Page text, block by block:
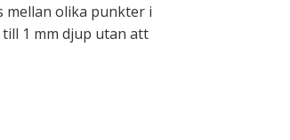
mellan olika punkter i
1 mm djup utan att